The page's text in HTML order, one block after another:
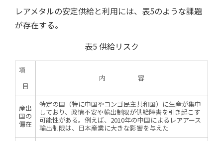
レアメタルの安定供給と利用には、表5のような課題
が存在する。
表5 供給リスク
項
目
内 容
産出
国の
偏在
特定の国（特に中国やコンゴ民主共和国）に生産が集中
しており、政情不安や輸出制限が供給障害を引き起こす
可能性がある。例えば、2010年の中国によるレアアース
輸出制限は、日本産業に大きな影響を与えた